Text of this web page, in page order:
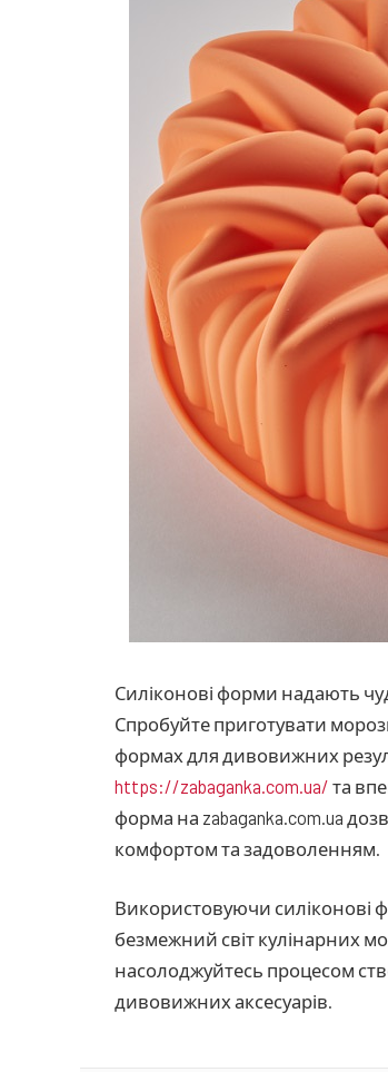
Силіконові форми надають
Спробуйте приготувати
формах для дивовижних
https://zabaganka.com.ua/ та
форма на zabaganka.com.ua
комфортом та задоволенням.
Використовуючи силіконові
безмежний світ кулінарних
насолоджуйтесь процесом
дивовижних аксесуарів.